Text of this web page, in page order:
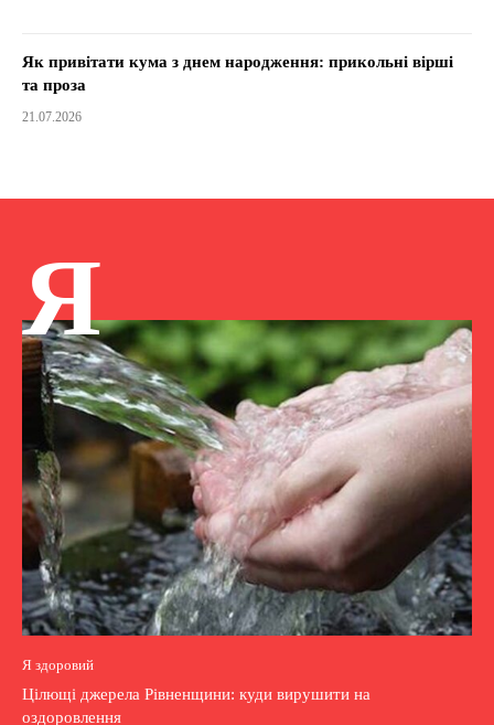
Як привітати кума з днем народження: прикольні вірші
та проза
21.07.2026
Я
Я здоровий
Цілющі джерела Рівненщини: куди вирушити на
оздоровлення